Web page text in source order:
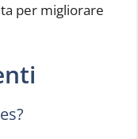
per migliorare